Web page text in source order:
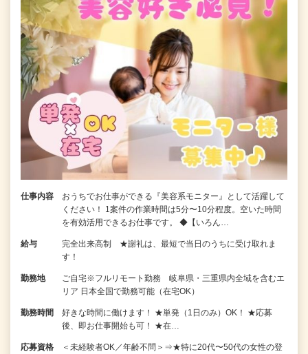
仕事内容
おうちでお仕事ができる『美容系モニター』として活躍して
ください！ 1案件の作業時間は5分〜10分程度。空いた時間
を有効活用できるお仕事です。 ◆【いろん…
給与
完全出来高制 ★謝礼は、最短で当日のうちに受け取れま
す！
勤務地
ご自宅※フルリモート勤務 岐阜県・三重県内全域を含むエ
リア 日本全国で勤務可能（在宅OK）
勤務時間
好きな時間に働けます！ ★単発（1日のみ）OK！ ★応募
後、即お仕事開始も可！ ★在…
応募資格
＜未経験者OK／年齢不問＞⇒★特に20代〜50代の女性の登